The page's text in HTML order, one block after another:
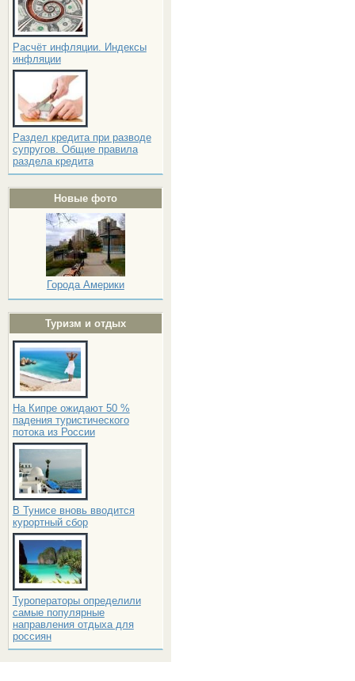
Расчёт инфляции. Индексы
инфляции
Раздел кредита при разводе
супругов. Общие правила
раздела кредита
Новые фото
Города Америки
Туризм и отдых
На Кипре ожидают 50 %
падения туристического
потока из России
В Тунисе вновь вводится
курортный сбор
Туроператоры определили
самые популярные
направления отдыха для
россиян